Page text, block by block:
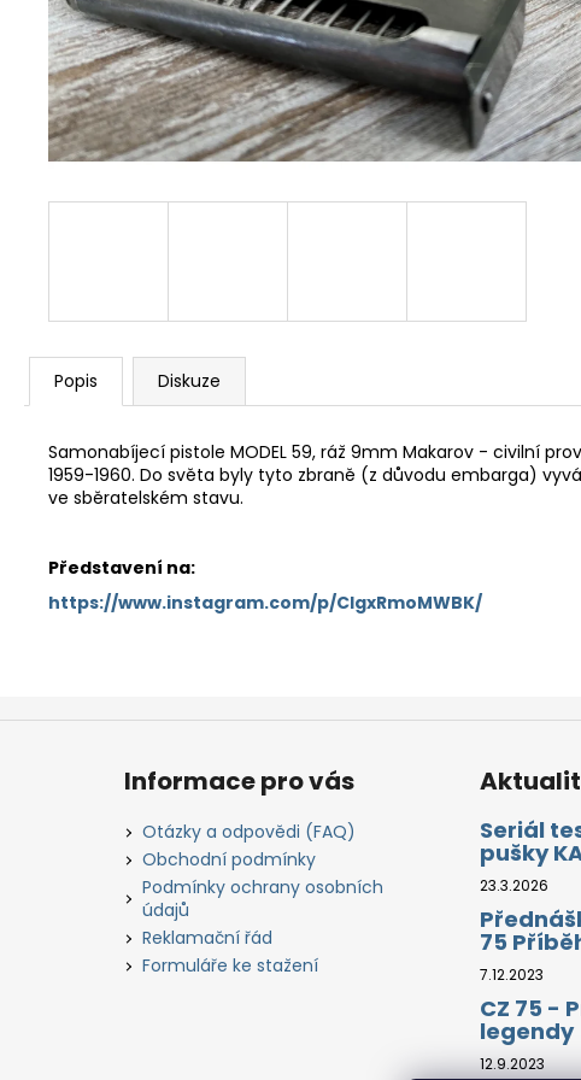
Popis Diskuze
Samonabíjecí pistole MODEL 59, ráž 9mm Makarov - civilní
1959-1960. Do světa byly tyto zbraně (z důvodu embarga)
ve sběratelském stavu.
Představení na:
https://www.instagram.com/p/ClgxRmoMWBK/
Z
Informace pro vás
Otázky a odpovědi (FAQ)
Obchodní podmínky
Podmínky ochrany osobních
údajů
Reklamační řád
Formuláře ke stažení
Seriál
pušky
23.3.2026
75
7.12.2023
CZ 75 -
legendy
12.9.2023